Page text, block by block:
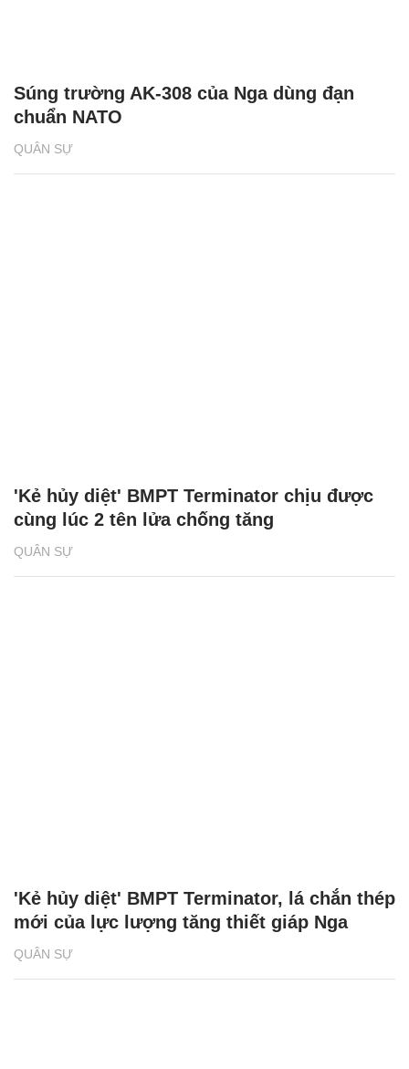
QUÂN SỰ
Súng trường AK-308 của Nga dùng đạn
chuẩn NATO
QUÂN SỰ
'Kẻ hủy diệt' BMPT Terminator chịu được
cùng lúc 2 tên lửa chống tăng
QUÂN SỰ
'Kẻ hủy diệt' BMPT Terminator, lá chắn thép
mới của lực lượng tăng thiết giáp Nga